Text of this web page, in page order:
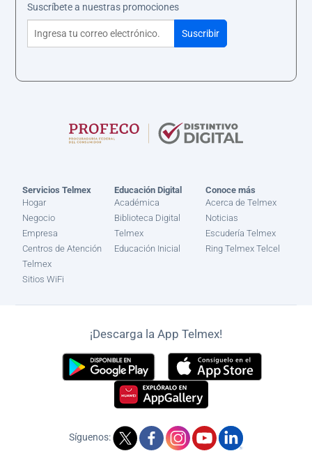
Suscríbete a nuestras promociones
Servicios Telmex
Hogar
Negocio
Empresa
Centros de Atención
Telmex
Sitios WiFi
Educación Digital
Académica
Biblioteca Digital
Telmex
Educación Inicial
Conoce más
Acerca de Telmex
Noticias
Escudería Telmex
Ring Telmex Telcel
¡Descarga la App Telmex!
Síguenos: